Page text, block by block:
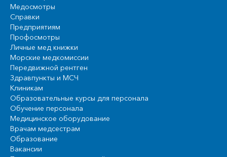
Медосмотры
Справки
Предприятиям
Профосмотры
Личные мед книжки
Морские медкомиссии
Передвижной рентген
Здравпункты и МСЧ
Клиникам
Образовательные курсы для персонала
Обучение персонала
Медицинское оборудование
Врачам медсестрам
Образование
Вакансии